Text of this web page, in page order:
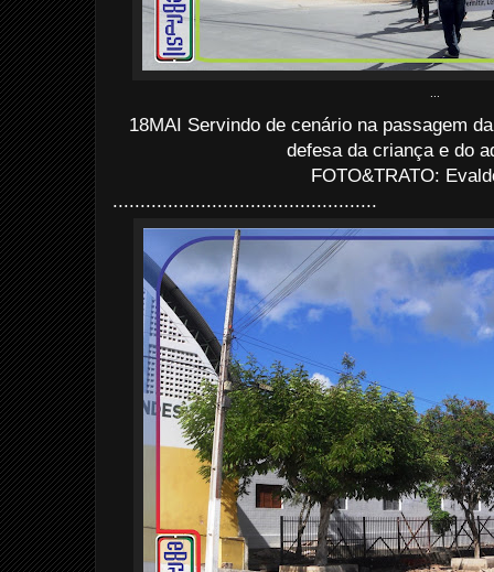
18MAI Servindo de cenário na passagem
defesa da criança e do
FOTO&TRATO:
................................................